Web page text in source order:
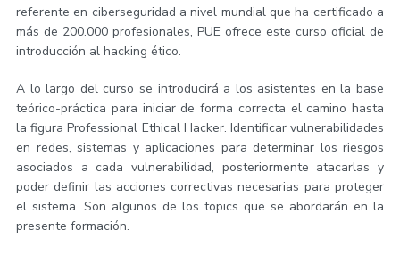
referente en ciberseguridad a nivel mundial que ha certificado a
más de 200.000 profesionales, PUE ofrece este curso oficial de
introducción al hacking ético.
A lo largo del curso se introducirá a los asistentes en la base
teórico-práctica para iniciar de forma correcta el camino hasta
la figura Professional Ethical Hacker. Identificar vulnerabilidades
en redes, sistemas y aplicaciones para determinar los riesgos
asociados a cada vulnerabilidad, posteriormente atacarlas y
poder definir las acciones correctivas necesarias para proteger
el sistema. Son algunos de los topics que se abordarán en la
presente formación.